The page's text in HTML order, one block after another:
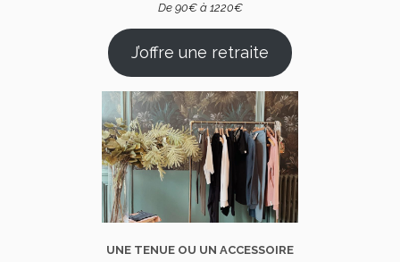
De 90€ à 1220€
J’offre une retraite
UNE TENUE OU UN ACCESSOIRE